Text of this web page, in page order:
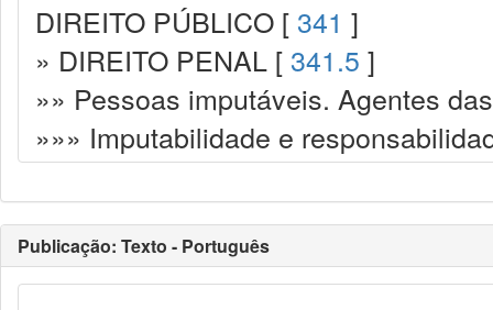
DIREITO PÚBLICO [ 341 ]
» DIREITO PENAL [ 341.5 ]
»» Pessoas imputáveis. Agentes
»»» Imputabilidade e
Publicação: Texto - Português